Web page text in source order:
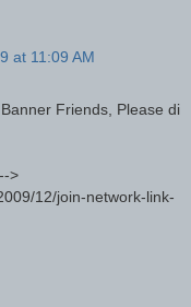
at 11:09 AM
Friends, Please di
>
12/join-network-link-